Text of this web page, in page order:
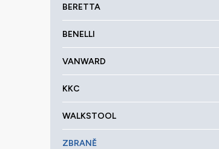
kategorie
BERETTA
BENELLI
VANWARD
KKC
WALKSTOOL
ZBRANĚ